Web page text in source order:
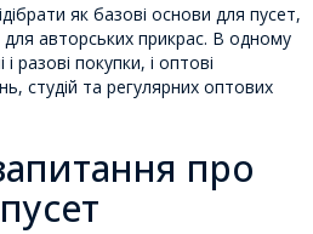
як базові основи для пусет,
для авторських прикрас. В одному
разові покупки, і оптові
студій та регулярних оптових
про